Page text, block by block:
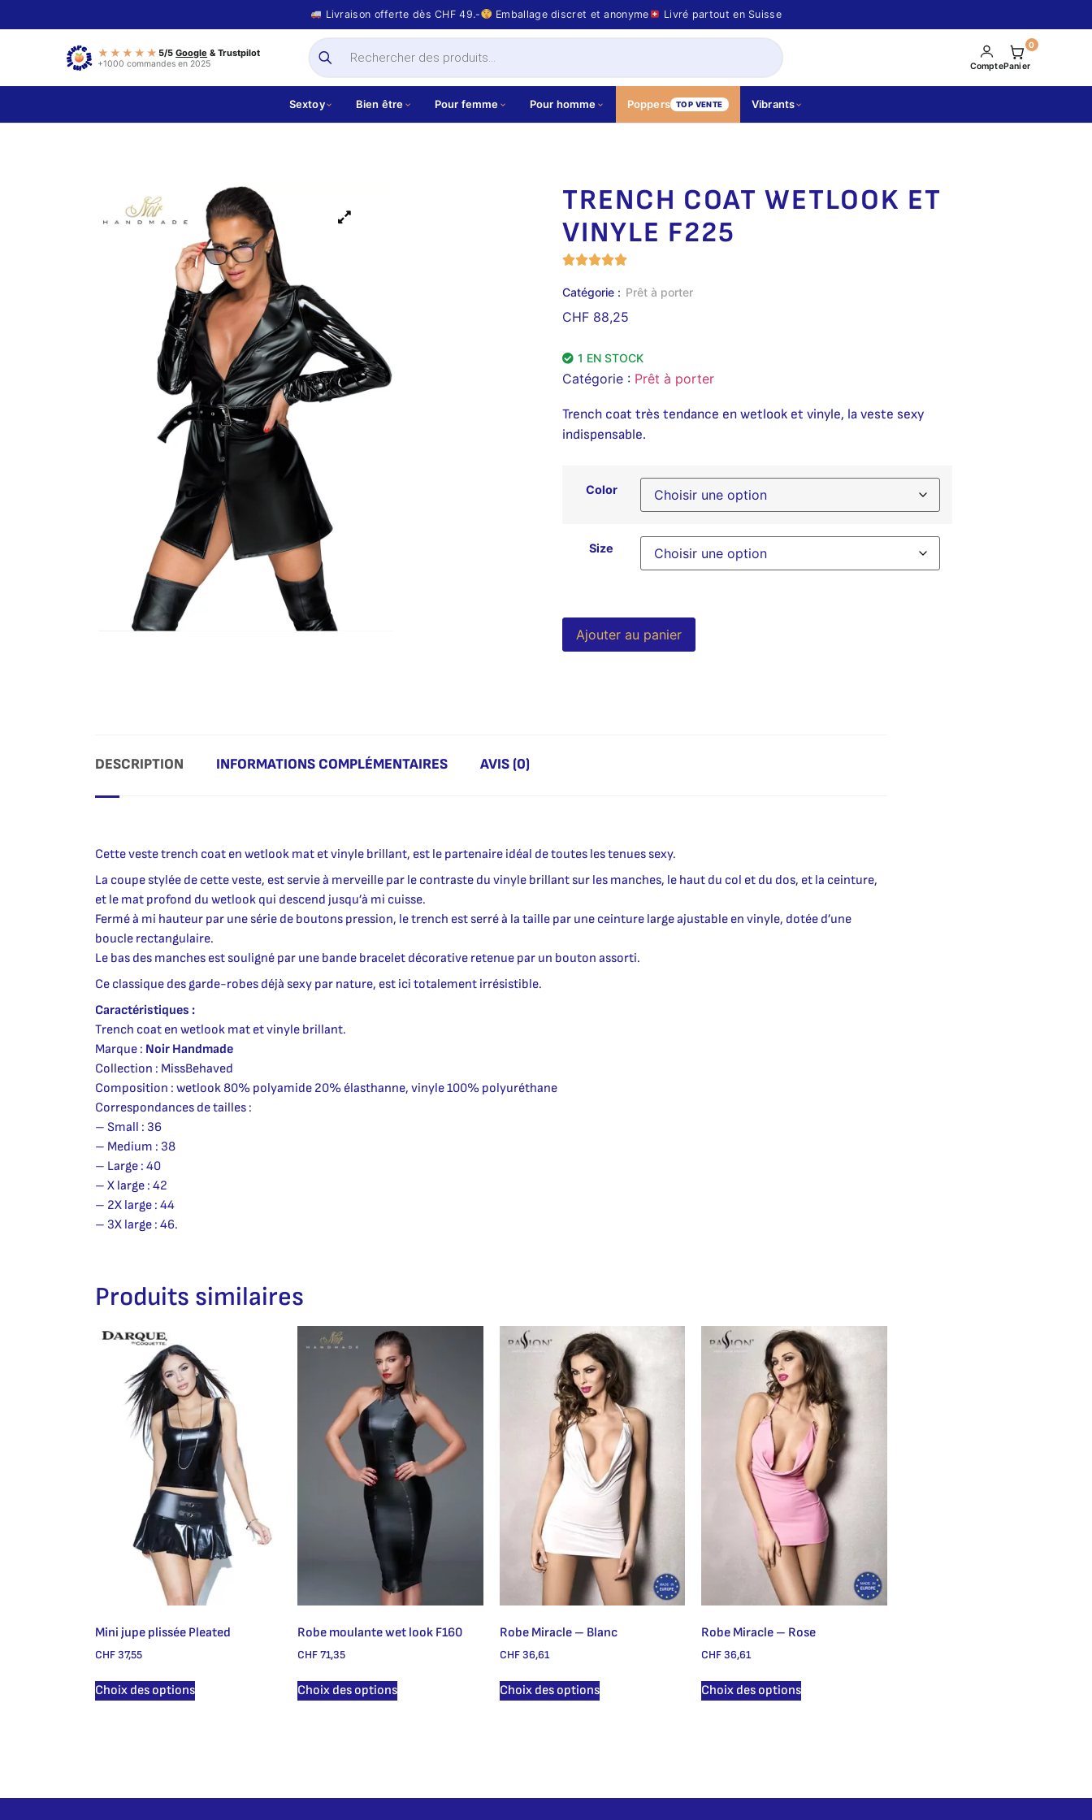
Livraison offerte dès CHF 49.- Emballage discret et anonyme Livré partout en Suisse
★★★★★5/5Google & Trustpilot
+1000 commandes en 2025 ComptePanier
0
Sextoy Bien être Pour femme Pour homme Poppers TOP VENTE Vibrants
TRENCH COAT WETLOOK ET
VINYLE F225
Catégorie : Prêt à porter
CHF 88,25
1 EN STOCK
Catégorie : Prêt à porter
Trench coat très tendance en wetlook et vinyle, la veste sexy
indispensable.
Color
Size
Ajouter au panier
DESCRIPTION INFORMATIONS COMPLÉMENTAIRES AVIS (0)
Cette veste trench coat en wetlook mat et vinyle brillant, est le partenaire idéal de toutes les tenues sexy.
La coupe stylée de cette veste, est servie à merveille par le contraste du vinyle brillant sur les manches, le haut du col et du dos, et la ceinture,
et le mat profond du wetlook qui descend jusqu’à mi cuisse.
Fermé à mi hauteur par une série de boutons pression, le trench est serré à la taille par une ceinture large ajustable en vinyle, dotée d’une
boucle rectangulaire.
Le bas des manches est souligné par une bande bracelet décorative retenue par un bouton assorti.
Ce classique des garde-robes déjà sexy par nature, est ici totalement irrésistible.
Caractéristiques :
Trench coat en wetlook mat et vinyle brillant.
Marque : Noir Handmade
Collection : MissBehaved
Composition : wetlook 80% polyamide 20% élasthanne, vinyle 100% polyuréthane
Correspondances de tailles :
– Small : 36
– Medium : 38
– Large : 40
– X large : 42
– 2X large : 44
– 3X large : 46.
Produits similaires
Mini jupe plissée Pleated
CHF 37,55
Choix des options
Robe moulante wet look F160
CHF71,35
Choix des options
Robe Miracle – Blanc
CHF36,61
Choix des options
Robe Miracle – Rose
CHF 36,61
Choix des options